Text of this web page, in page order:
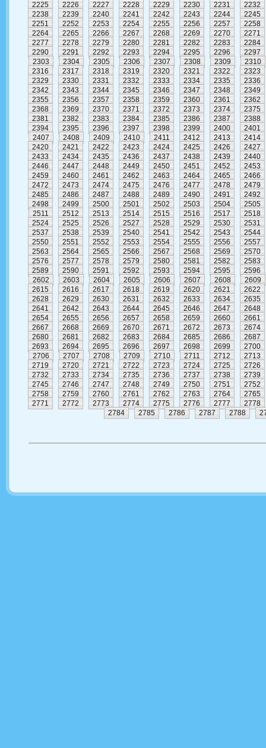
2225
2226 2227 2228 2229 2230 2231
2232
2238
2239 2240 2241 2242 2243 2244
2245
2251
2252 2253 2254 2255 2256 2257
2258
2264
2265 2266 2267 2268 2269 2270
2271
2277
2278 2279 2280 2281 2282 2283
2284
2290
2291 2292 2293 2294 2295 2296
2297
2303
2304 2305 2306 2307 2308 2309
2310
2316
2317 2318 2319 2320 2321 2322
2323
2329
2330 2331 2332 2333 2334 2335
2336
2342
2343 2344 2345 2346 2347 2348
2349
2355
2356 2357 2358 2359 2360 2361
2362
2368
2369 2370 2371 2372 2373 2374
2375
2381
2382 2383 2384 2385 2386 2387
2388
2394
2395 2396 2397 2398 2399 2400
2401
2407
2408 2409 2410 2411 2412 2413
2414
2420
2421 2422 2423 2424 2425 2426
2427
2433
2434 2435 2436 2437 2438 2439
2440
2446
2447 2448 2449 2450 2451 2452
2453
2459
2460 2461 2462 2463 2464 2465
2466
2472
2473 2474 2475 2476 2477 2478
2479
2485
2486 2487 2488 2489 2490 2491
2492
2498
2499 2500 2501 2502 2503 2504
2505
2511
2512 2513 2514 2515 2516 2517
2518
2524
2525 2526 2527 2528 2529 2530
2531
2537
2538 2539 2540 2541 2542 2543
2544
2550
2551 2552 2553 2554 2555 2556
2557
2563
2564 2565 2566 2567 2568 2569
2570
2576
2577 2578 2579 2580 2581 2582
2583
2589
2590 2591 2592 2593 2594 2595
2596
2602
2603 2604 2605 2606 2607 2608
2609
2615
2616 2617 2618 2619 2620 2621
2622
2628
2629 2630 2631 2632 2633 2634
2635
2641
2642 2643 2644 2645 2646 2647
2648
2654
2655 2656 2657 2658 2659 2660
2661
2667
2668 2669 2670 2671 2672 2673
2674
2680
2681 2682 2683 2684 2685 2686
2687
2693
2694 2695 2696 2697 2698 2699
2700
2706
2707 2708 2709 2710 2711 2712
2713
2719
2720 2721 2722 2723 2724 2725
2726
2732
2733 2734 2735 2736 2737 2738
2739
2745
2746 2747 2748 2749 2750 2751
2752
2758
2759 2760 2761 2762 2763 2764
2765
2771
2772 2773 2774 2775 2776 2777
2778
2784
2785 2786 2787 2788